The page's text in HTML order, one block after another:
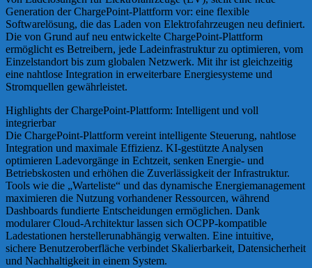
Generation der ChargePoint-Plattform vor: eine flexible
Softwarelösung, die das Laden von Elektrofahrzeugen neu definiert.
Die von Grund auf neu entwickelte ChargePoint-Plattform
ermöglicht es Betreibern, jede Ladeinfrastruktur zu optimieren, vom
Einzelstandort bis zum globalen Netzwerk. Mit ihr ist gleichzeitig
eine nahtlose Integration in erweiterbare Energiesysteme und
Stromquellen gewährleistet.
Highlights der ChargePoint-Plattform: Intelligent und voll
integrierbar
Die ChargePoint-Plattform vereint intelligente Steuerung, nahtlose
Integration und maximale Effizienz. KI-gestützte Analysen
optimieren Ladevorgänge in Echtzeit, senken Energie- und
Betriebskosten und erhöhen die Zuverlässigkeit der Infrastruktur.
Tools wie die „Warteliste“ und das dynamische Energiemanagement
maximieren die Nutzung vorhandener Ressourcen, während
Dashboards fundierte Entscheidungen ermöglichen. Dank
modularer Cloud-Architektur lassen sich OCPP-kompatible
Ladestationen herstellerunabhängig verwalten. Eine intuitive,
sichere Benutzeroberfläche verbindet Skalierbarkeit, Datensicherheit
und Nachhaltigkeit in einem System.